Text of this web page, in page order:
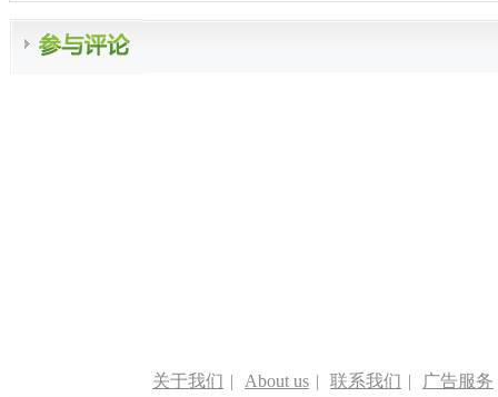
关于我们 | About us | 联系我们 | 广告服务